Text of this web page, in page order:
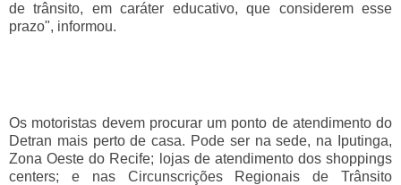
de trânsito, em caráter educativo, que considerem esse
prazo", informou.
Os motoristas devem procurar um ponto de atendimento do
Detran mais perto de casa. Pode ser na sede, na Iputinga,
Zona Oeste do Recife; lojas de atendimento dos shoppings
centers; e nas Circunscrições Regionais de Trânsito